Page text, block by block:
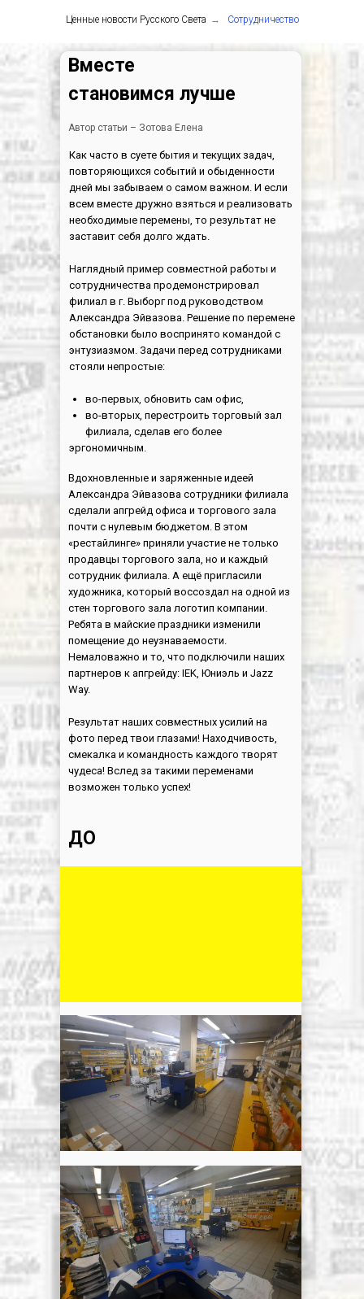
Ценные новости Русского Света → Сотрудничество
Вместе
становимся лучше
Как часто в суете бытия и текущих задач,
повторяющихся событий и обыденности
дней мы забываем о самом важном. И если
всем вместе дружно взяться и реализовать
необходимые перемены, то результат не
заставит себя долго ждать.
Наглядный пример совместной работы и
сотрудничества продемонстрировал
филиал в г. Выборг под руководством
Александра Эйвазова. Решение по перемене
обстановки было воспринято командой с
энтузиазмом. Задачи перед сотрудниками
стояли непростые:
во-первых, обновить сам офис,
во-вторых, перестроить торговый зал
филиала, сделав его более
эргономичным.
Вдохновленные и заряженные идеей
Александра Эйвазова сотрудники филиала
сделали апгрейд офиса и торгового зала
почти с нулевым бюджетом. В этом
«рестайлинге» приняли участие не только
продавцы торгового зала, но и каждый
сотрудник филиала. А ещё пригласили
художника, который воссоздал на одной из
стен торгового зала логотип компании.
Ребята в майские праздники изменили
помещение до неузнаваемости.
Немаловажно и то, что подключили наших
партнеров к апгрейду: IEK, Юниэль и Jazz
Way.
Результат наших совместных усилий на
фото перед твои глазами! Находчивость,
смекалка и командность каждого творят
чудеса! Вслед за такими переменами
возможен только успех!
ДО
Автор статьи – Зотова Елена